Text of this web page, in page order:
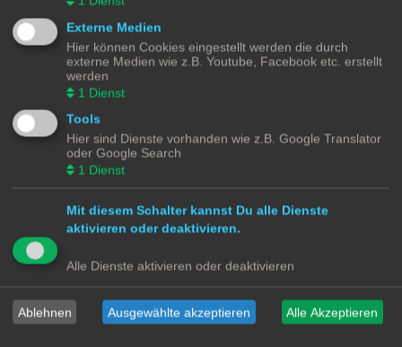
Antworten:3
Lichtautomatik - Zwei oder mehrstufig herunter dimmen
Letzter Beitrag von Nailuj«Mo 19. Dez 2022, 11:36
Antworten:20
Rating: 66.67%
HA Automation über NFC Tags auslösen
Letzter Beitrag von
Rating: 6.67%
Siebträgermaschine - Zähler Kaffeebezüge
Letzter Beitrag von
Erinnerung am Vortag - Der Müll muss raus - Waste
Collection Schedule
Letzter Beitrag von
Antworten:
Rating: 20%
drinnen
Letzter Beitrag vonOsorkon«So 4. Sep 2022, 11:25
Antworten:
3
Externe Medien
Hier können Cookies eingestellt werden die durch
externe Medien wie z.B. Youtube, Facebook etc. erstellt
werden
1 Dienst
Tools
Hier sind Dienste vorhanden wie z.B. Google Translator
oder Google Search
1 Dienst
Mit diesem Schalter kannst Du alle Dienste
aktivieren oder deaktivieren.
Alle Dienste aktivieren oder deaktivieren
Ablehnen Ausgewählte akzeptieren Alle Akzeptieren